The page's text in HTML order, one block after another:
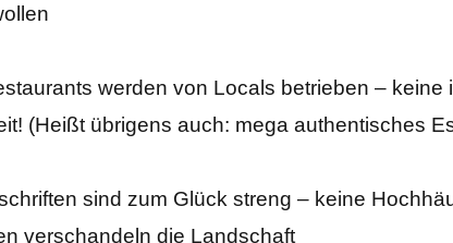
werden von Locals betrieben – keine
(Heißt übrigens auch: mega authentisches
sind zum Glück streng – keine
verschandeln die Landschaft